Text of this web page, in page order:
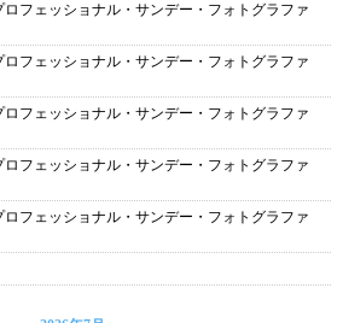
ロフェッショナル・サンデー・フォトグラファ
ロフェッショナル・サンデー・フォトグラファ
ロフェッショナル・サンデー・フォトグラファ
ロフェッショナル・サンデー・フォトグラファ
ロフェッショナル・サンデー・フォトグラファ